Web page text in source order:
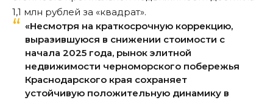
1,1 млн рублей за «квадрат».
«Несмотря на краткосрочную коррекцию,
выразившуюся в снижении стоимости с
начала 2025 года, рынок элитной
недвижимости черноморского побережья
Краснодарского края сохраняет
устойчивую положительную динамику в